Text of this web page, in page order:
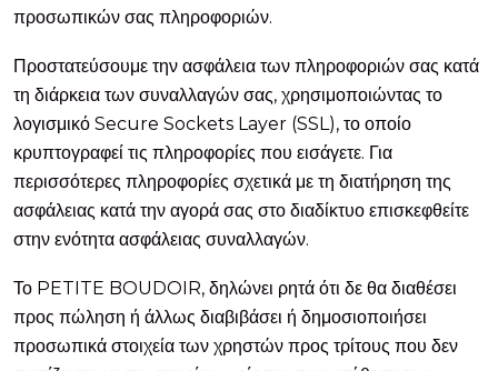
προσωπικών σας πληροφοριών.
Προστατεύσουμε την ασφάλεια των πληροφοριών σας κατά
τη διάρκεια των συναλλαγών σας, χρησιμοποιώντας το
λογισμικό Secure Sockets Layer (SSL), το οποίο
κρυπτογραφεί τις πληροφορίες που εισάγετε. Για
περισσότερες πληροφορίες σχετικά με τη διατήρηση της
ασφάλειας κατά την αγορά σας στο διαδίκτυο επισκεφθείτε
στην ενότητα ασφάλειας συναλλαγών.
Το PETITE BOUDOIR, δηλώνει ρητά ότι δε θα διαθέσει
προς πώληση ή άλλως διαβιβάσει ή δημοσιοποιήσει
προσωπικά στοιχεία των χρηστών προς τρίτους που δεν